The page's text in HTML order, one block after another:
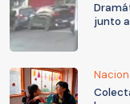
junto